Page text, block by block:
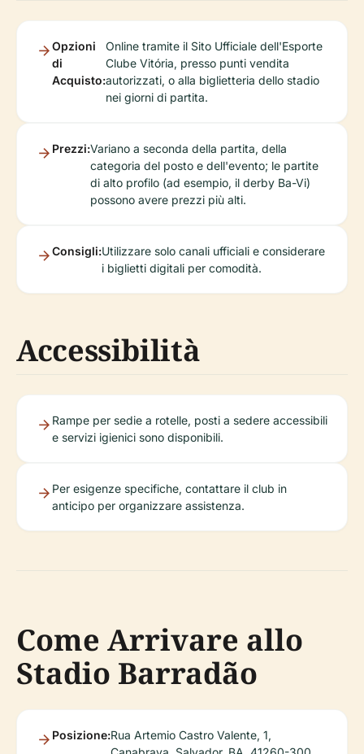
Opzioni
di
Acquisto:
Online tramite il Sito Ufficiale dell'Esporte
Clube Vitória, presso punti vendita
autorizzati, o alla biglietteria dello stadio
nei giorni di partita.
Prezzi:Variano a seconda della partita, della
categoria del posto e dell'evento; le partite
di alto profilo (ad esempio, il derby Ba-Vi)
possono avere prezzi più alti.
Consigli:Utilizzare solo canali ufficiali e considerare
i biglietti digitali per comodità.
Accessibilità
Rampe per sedie a rotelle, posti a sedere accessibili
e servizi igienici sono disponibili.
Per esigenze specifiche, contattare il club in
anticipo per organizzare assistenza.
Come Arrivare allo
Stadio Barradão
Posizione:Rua Artemio Castro Valente, 1,